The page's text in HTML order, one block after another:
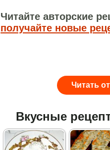
Читайте авторские
получайте новые
Читать
Вкусные